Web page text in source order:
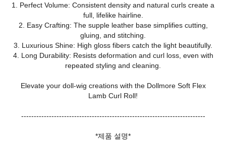
1. Perfect Volume: Consistent density and natural curls create a
full, lifelike hairline.
2. Easy Crafting: The supple leather base simplifies cutting,
gluing, and stitching.
3. Luxurious Shine: High gloss fibers catch the light beautifully.
4. Long Durability: Resists deformation and curl loss, even with
repeated styling and cleaning.
Elevate your doll‑wig creations with the Dollmore Soft Flex
Lamb Curl Roll!
-------------------------------------------------------------------------
*제품 설명*